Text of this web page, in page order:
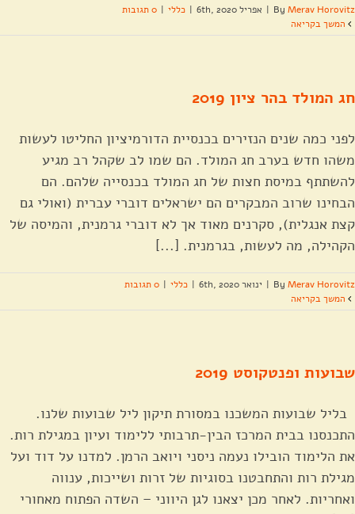
By Merav Horovitz
| אפריל 6th, 2020 | כללי | 0 תגובות
המשך בקריאה
חג המולד בהר ציון 2019
לפני כמה שנים הנזירים בכנסיית הדורמיציון החליטו לעשות
משהו חדש בערב חג המולד. הם שמו לב שקהל רב מגיע
להשתתף במיסת חצות של חג המולד בכנסייה שלהם. הם
הבחינו שרוב המבקרים הם ישראלים דוברי עברית (ואולי גם
קצת אנגלית), סקרנים מאוד אך לא דוברי גרמנית, והמיסה של
הקהילה, מה לעשות, בגרמנית. [...]
By Merav Horovitz
| ינואר 6th, 2020 | כללי | 0 תגובות
המשך בקריאה
שבועות ופנטקוסט 2019
בליל שבועות המשכנו במסורת תיקון ליל שבועות שלנו.
התכנסנו בבית המרכז הבין-תרבותי ללימוד ועיון במגילת רות.
את הלימוד הובילו נעמה ניסני ויואב הרמן. למדנו על דוד ועל
מגילת רות והתחבטנו בסוגיות של זרות ושייכות, ענווה
ואחריות. לאחר מכן יצאנו לגן היווני – השדה הפתוח מאחורי